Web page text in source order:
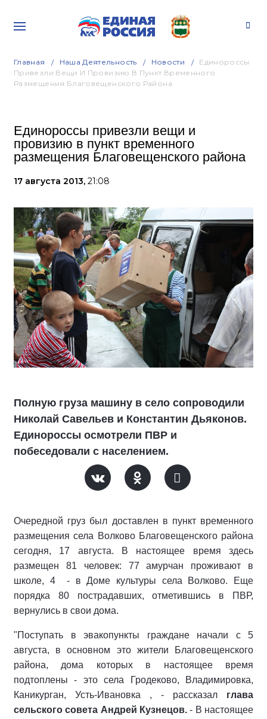
Главная Наша Деятельность Новости
Единороссы
Привезли Вещи И Провизию В Пункт Временного
Размещения Благовещенского Района
Единороссы привезли вещи и
провизию в пункт временного
размещения Благовещенского района
17 августа 2013, 21:08
Полную груза машину в село сопроводили
Николай Савельев и Константин Дьяконов.
Единороссы осмотрели ПВР и
побеседовали с населением.
Очередной груз был доставлен в пункт временного
размещения села Волково Благовещенского района
сегодня, 17 августа. В настоящее время здесь
размещен 81 человек: 77 амурчан проживают в
школе, 4 - в Доме культуры села Волково. Еще
порядка 80 пострадавших, отметившись в ПВР,
вернулись в свои дома.
"Поступать в эвакопункты граждане начали с 5
августа, в основном это жители Благовещенского
района, дома которых в настоящее время
подтоплены - это села Гродеково, Владимировка,
Каникурган, Усть-Ивановка , - рассказал глава
сельского совета Андрей Кузнецов. - В настоящее